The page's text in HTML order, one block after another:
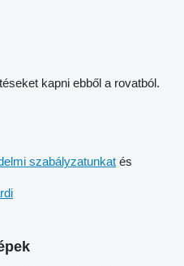
kapni ebből a rovatból.
szabályzatunkat és